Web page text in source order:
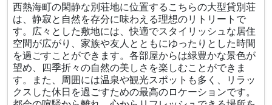
西熱海町の閑静な別荘地に位置するこちらの大型貸別荘
は、静寂と自然を存分に味わえる理想のリトリートで
す。広々とした敷地には、快適でスタイリッシュな居住
空間が広がり、家族や友人とともにゆったりとした時間
を過ごすことができます。各部屋からは緑豊かな景色が
望め、四季折々の自然の美しさを楽しむことができま
す。また、周囲には温泉や観光スポットも多く、リラッ
クスした休日を過ごすための最高のロケーションです。